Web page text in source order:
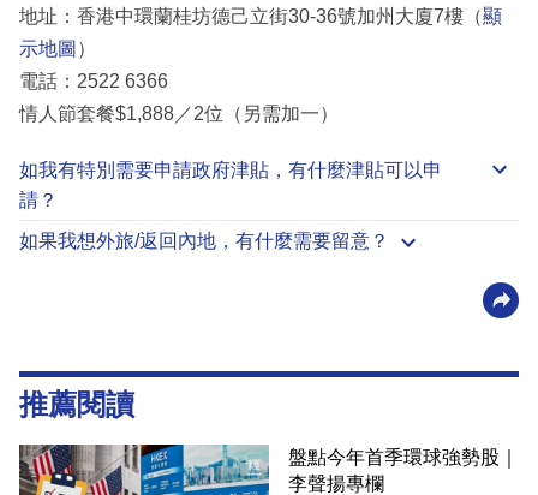
地址：香港中環蘭桂坊德己立街30-36號加州大廈7樓（顯
示地圖 ）
電話：2522 6366
情人節套餐$1,888／2位（另需加一）
如我有特別需要申請政府津貼 ，有什麼津貼可以申
請？
如果我想外旅/返回內地，有什麼需要留意？
推薦閱讀
盤點今年首季環球強勢股｜
李聲揚專欄